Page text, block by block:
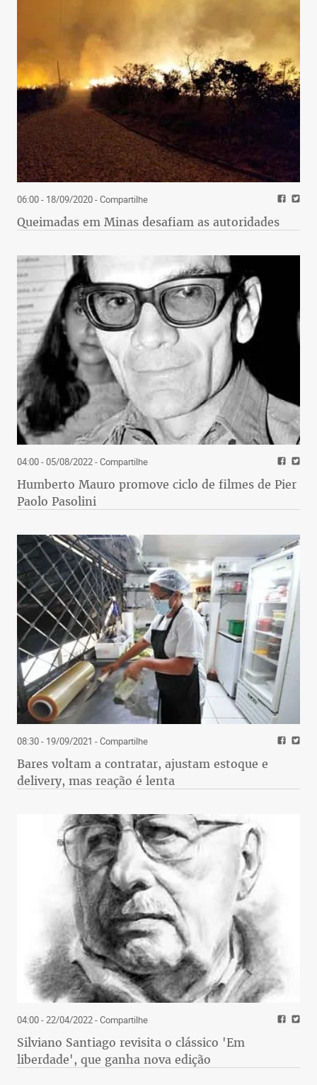
06:00 - 18/09/2020- Compartilhe
Queimadas em Minas desafiam as autoridades
04:00 - 05/08/2022- Compartilhe
Humberto Mauro promove ciclo de filmes de Pier
Paolo Pasolini
08:30 - 19/09/2021 - Compartilhe
Bares voltam a contratar, ajustam estoque e
delivery, mas reação é lenta
04:00 - 22/04/2022- Compartilhe
Silviano Santiago revisita o clássico 'Em
liberdade', que ganha nova edição